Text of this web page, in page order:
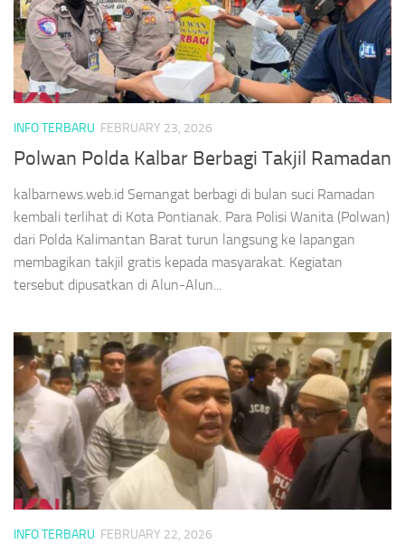
INFO TERBARU FEBRUARY 23, 2026
Polwan Polda Kalbar Berbagi Takjil Ramadan
kalbarnews.web.id Semangat berbagi di bulan suci Ramadan
kembali terlihat di Kota Pontianak. Para Polisi Wanita (Polwan)
dari Polda Kalimantan Barat turun langsung ke lapangan
membagikan takjil gratis kepada masyarakat. Kegiatan
tersebut dipusatkan di Alun-Alun...
INFO TERBARU FEBRUARY 22, 2026